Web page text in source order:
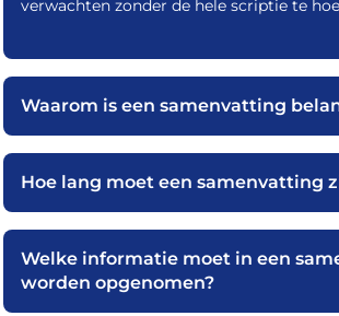
verwachten zonder de hele scriptie te
Waarom is een samenvatting
Hoe lang moet een samenvatting
Welke informatie moet in een
worden opgenomen?